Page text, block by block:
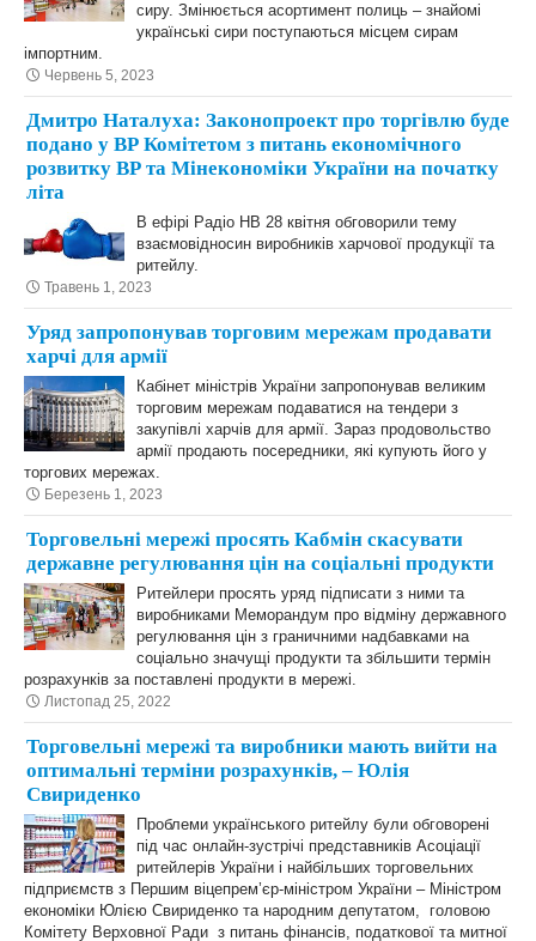
сиру. Змінюється асортимент полиць – знайомі
українські сири поступаються місцем сирам
імпортним.
Червень 5, 2023
Дмитро Наталуха: Законопроект про торгівлю буде
подано у ВР Комітетом з питань економічного
розвитку ВР та Мінекономіки України на початку
літа
В ефірі Радіо НВ 28 квітня обговорили тему
взаємовідносин виробників харчової продукції та
ритейлу.
Травень 1, 2023
Уряд запропонував торговим мережам продавати
харчі для армії
Кабінет міністрів України запропонував великим
торговим мережам подаватися на тендери з
закупівлі харчів для армії. Зараз продовольство
армії продають посередники, які купують його у
торгових мережах.
Березень 1, 2023
Торговельні мережі просять Кабмін скасувати
державне регулювання цін на соціальні продукти
Ритейлери просять уряд підписати з ними та
виробниками Меморандум про відміну державного
регулювання цін з граничними надбавками на
соціально значущі продукти та збільшити термін
розрахунків за поставлені продукти в мережі.
Листопад 25, 2022
Торговельні мережі та виробники мають вийти на
оптимальні терміни розрахунків, – Юлія
Свириденко
Проблеми українського ритейлу були обговорені
під час онлайн-зустрічі представників Асоціації
ритейлерів України і найбільших торговельних
підприємств з Першим віцепрем’єр-міністром України – Міністром
економіки Юлією Свириденко та народним депутатом, головою
Комітету Верховної Ради з питань фінансів, податкової та митної